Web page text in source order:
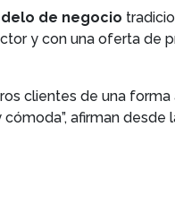
de negocio
y con una oferta de
clientes de una
afirman desde